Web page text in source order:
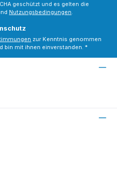
geschützt und es gelten die
Nutzungsbedingungen.
zur Kenntnis genommen
bin mit ihnen einverstanden. *